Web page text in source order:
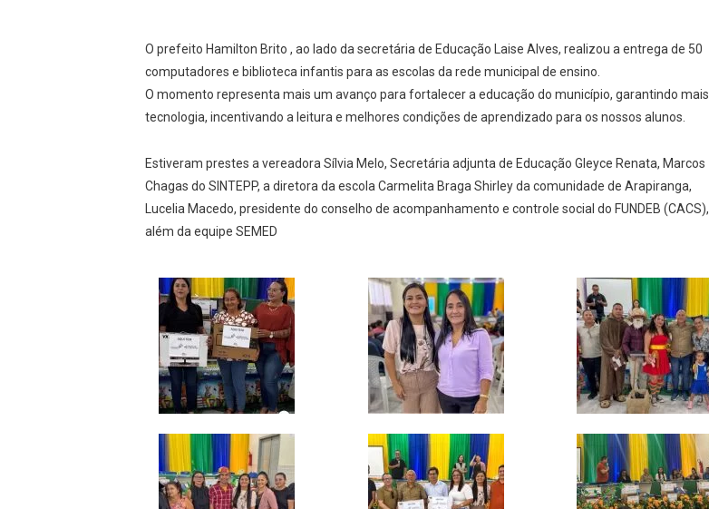
O prefeito Hamilton Brito , ao lado da secretária de Educação Laise Alves, realizou a entrega de 50
computadores e biblioteca infantis para as escolas da rede municipal de ensino.
O momento representa mais um avanço para fortalecer a educação do município, garantindo mais
tecnologia, incentivando a leitura e melhores condições de aprendizado para os nossos alunos.
Estiveram prestes a vereadora Sílvia Melo, Secretária adjunta de Educação Gleyce Renata, Marcos
Chagas do SINTEPP, a diretora da escola Carmelita Braga Shirley da comunidade de Arapiranga,
Lucelia Macedo, presidente do conselho de acompanhamento e controle social do FUNDEB (CACS),
além da equipe SEMED